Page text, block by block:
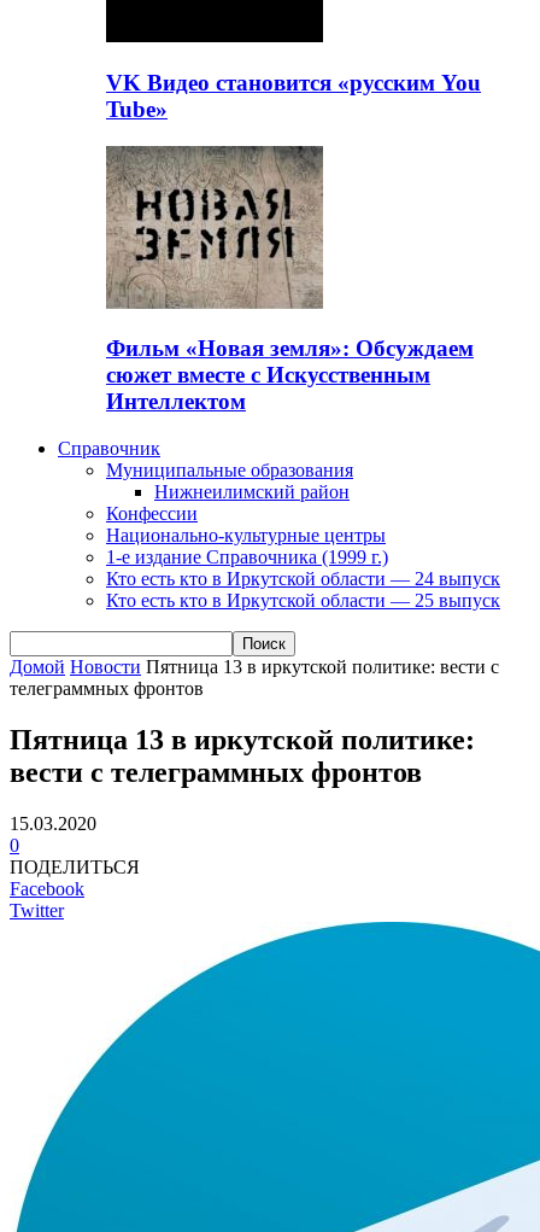
VK Видео становится «русским You
Tube»
Фильм «Новая земля»: Обсуждаем
сюжет вместе с Искусственным
Интеллектом
Справочник
Муниципальные образования
Нижнеилимский район
Конфессии
Национально-культурные центры
1-е издание Справочника (1999 г.)
Кто есть кто в Иркутской области — 24 выпуск
Кто есть кто в Иркутской области — 25 выпуск
Домой Новости Пятница 13 в иркутской политике: вести с
телеграммных фронтов
Пятница 13 в иркутской политике:
вести с телеграммных фронтов
15.03.2020
0
ПОДЕЛИТЬСЯ
Facebook
Twitter